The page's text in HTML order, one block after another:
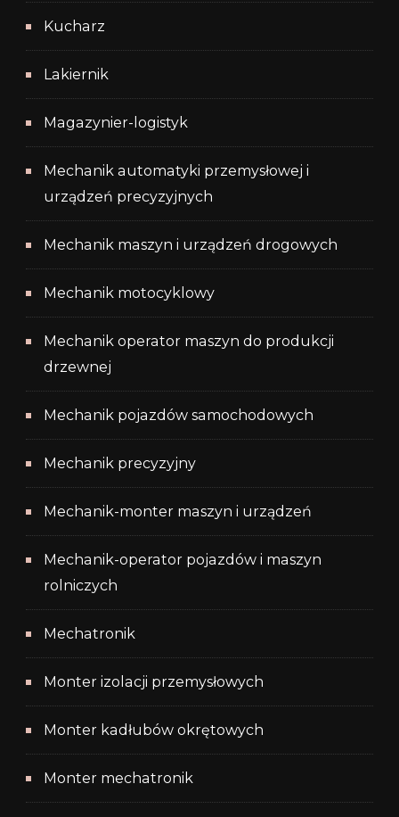
Kucharz
Lakiernik
Magazynier-logistyk
Mechanik automatyki przemysłowej i
urządzeń precyzyjnych
Mechanik maszyn i urządzeń drogowych
Mechanik motocyklowy
Mechanik operator maszyn do produkcji
drzewnej
Mechanik pojazdów samochodowych
Mechanik precyzyjny
Mechanik-monter maszyn i urządzeń
Mechanik-operator pojazdów i maszyn
rolniczych
Mechatronik
Monter izolacji przemysłowych
Monter kadłubów okrętowych
Monter mechatronik